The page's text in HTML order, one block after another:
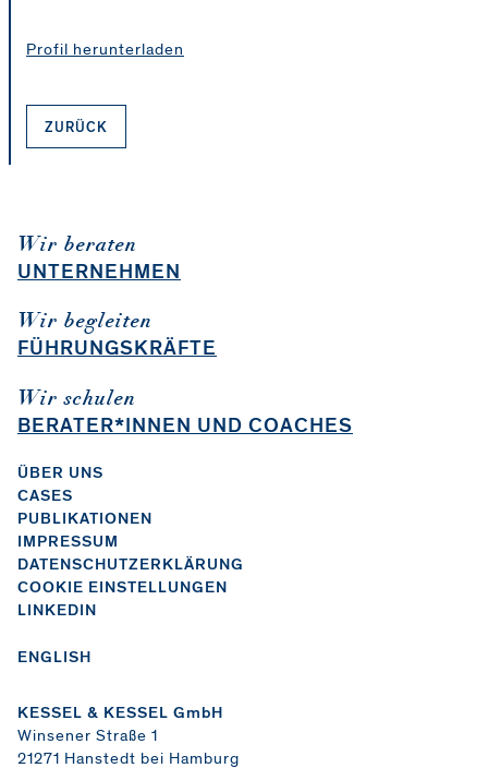
Profil herunterladen
ZURÜCK
Wir beraten
UNTERNEHMEN
Wir begleiten
FÜHRUNGSKRÄFTE
Wir schulen
BERATER*INNEN UND COACHES
ÜBER UNS
CASES
PUBLIKATIONEN
IMPRESSUM
DATENSCHUTZERKLÄRUNG
COOKIE EINSTELLUNGEN
LINKEDIN
ENGLISH
KESSEL & KESSEL GmbH
Winsener Straße 1
21271 Hanstedt bei Hamburg